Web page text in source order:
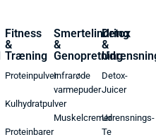
Fitness
&
Træning
Proteinpulver
Kulhydratpulver
Proteinbarer
Smertelindring
&
Genopretning
Infrarøde
varmepuder
Muskelcremer
Detox
&
Detox-
Juicer
Udrensnings-
Te